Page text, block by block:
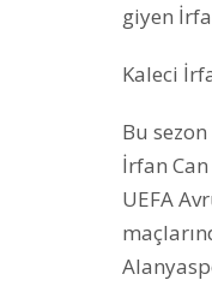
giyen
Kaleci
Bu
İrfan
UEFA